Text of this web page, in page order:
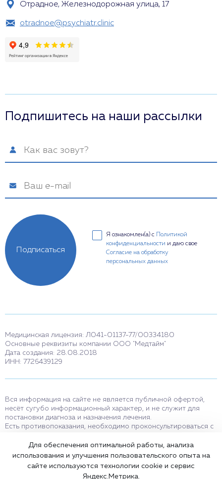
Отрадное, Железнодорожная улица, 17
otradnoe@psychiatr.clinic
Подпишитесь на наши рассылки
Я ознакомлен(а) с
Политикой
конфиденциальности и даю свое
Согласие на обработку
персональных данных
Подписаться
Медицинская лицензия: Л041-01137-77/00334180
Основные реквизиты компании ООО "Медтайм"
Дата создания: 28.08.2018
ИНН: 7726439129
Вся информация на сайте не является публичной офертой,
несёт сугубо информационный характер, и не служит для
постановки диагноза и назначения лечения.
Есть противопоказания, необходимо проконсультироваться с
мессенджерам и в соцсетях носят исключительно
информационный характер и не являются медицинскими
услугами.
Оставаясь на сайте вы соглашаетесь на использование cookies.
Для обеспечения оптимальной работы, анализа
использования и улучшения пользовательского опыта на
сайте используются технологии cookie и сервис
Яндекс.Метрика.